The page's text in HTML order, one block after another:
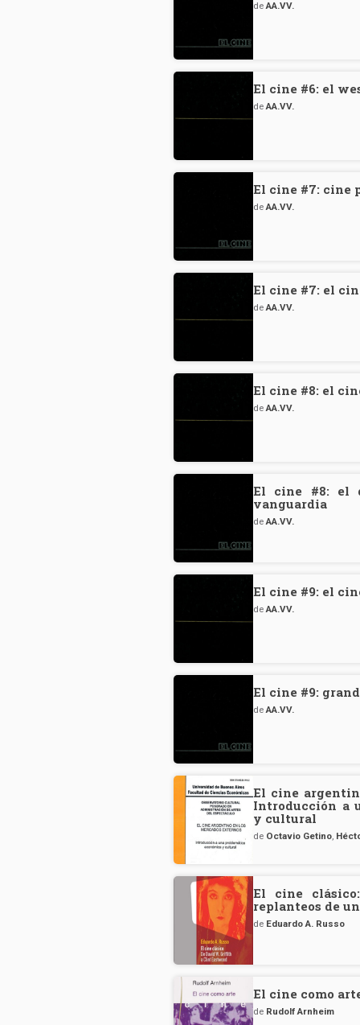
deAA.VV.
El cine #6: el
deAA.VV.
El cine #7: cine
deAA.VV.
El cine #7: el
deAA.VV.
El cine #8: el
deAA.VV.
El cine #8: el
vanguardia
deAA.VV.
El cine #9: el
deAA.VV.
El cine #9:
deAA.VV.
El cine
Introducción a
y cultural
de Octavio Getino,
El cine
replanteos de
de Eduardo A. Russo
El cine como
de Rudolf Arnheim